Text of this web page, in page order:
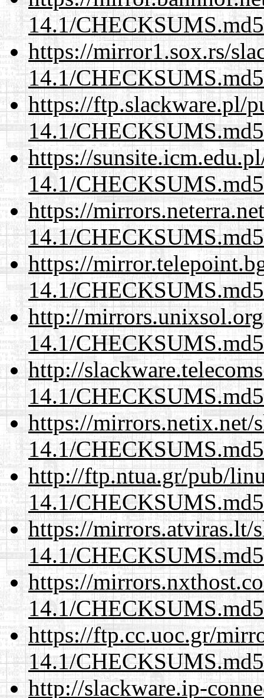
14.1/
https://mirror1.sox.rs/
14.1/
https://ftp.slackware.pl/
14.1/
https://
14.1/
https://
14.1/
https://
14.1/
http://
14.1/
http://
14.1/
https://mirrors.netix.net/
14.1/
http://ftp.ntua.gr/pub/
14.1/
https://mirrors.atviras.lt/
14.1/
https://
14.1/
https://ftp.cc.uoc.gr/
14.1/
http://slackware.ip-